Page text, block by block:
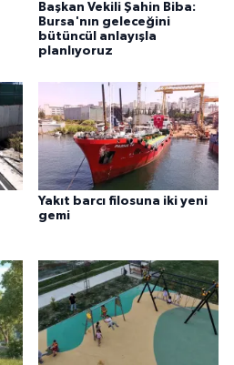
Başkan Vekili Şahin Biba:
Bursa'nın geleceğini
bütüncül anlayışla
planlıyoruz
Yakıt barcı filosuna iki yeni
gemi